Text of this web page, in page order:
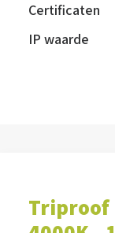
Certificaten
IP waarde
Triproof